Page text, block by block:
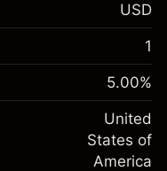
(-$4.31)
$1,000.00
-0.000654
%
(-$0.13)
USD
1
5.00%
United
States of
America